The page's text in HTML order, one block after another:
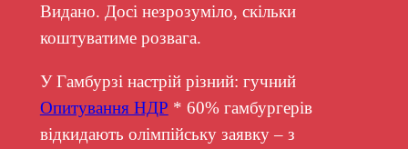
Видано. Досі незрозуміло, скільки
коштуватиме розвага.
У Гамбурзі настрій різний: гучний
Опитування НДР * 60% гамбургерів
відкидають олімпійську заявку – з